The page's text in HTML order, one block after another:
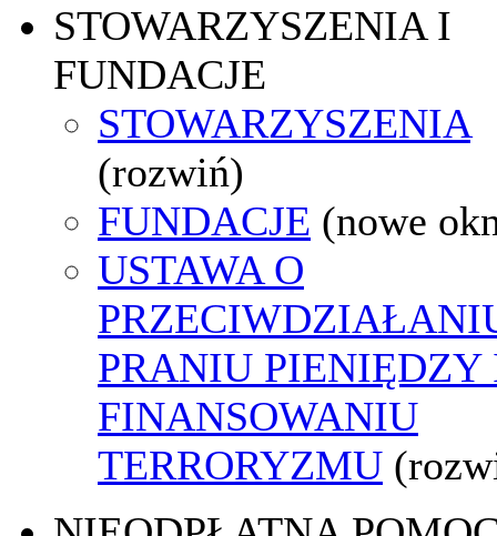
STOWARZYSZENIA I
FUNDACJE
STOWARZYSZENIA
(rozwiń)
FUNDACJE (nowe
USTAWA O
PRANIU PIENIĘDZY
FINANSOWANIU
TERRORYZMU